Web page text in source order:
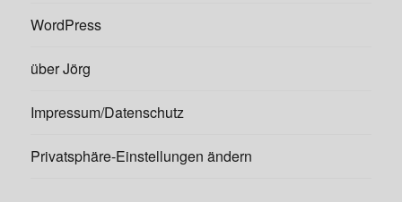
WordPress
über Jörg
Impressum/Datenschutz
Privatsphäre-Einstellungen ändern